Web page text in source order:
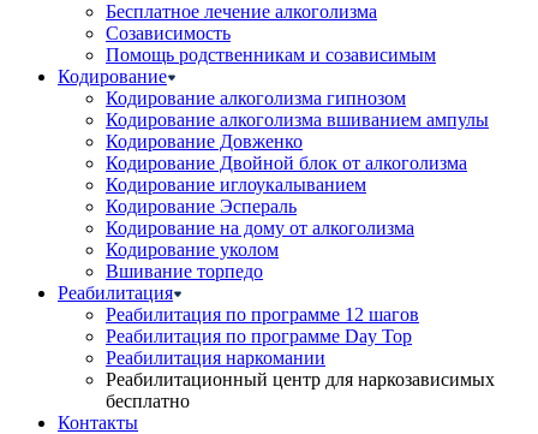
Бесплатное лечение алкоголизма
Созависимость
Помощь родственникам и созависимым
Кодирование
Кодирование алкоголизма гипнозом
Кодирование алкоголизма вшиванием ампулы
Кодирование Довженко
Кодирование Двойной блок от алкоголизма
Кодирование иглоукалыванием
Кодирование Эспераль
Кодирование на дому от алкоголизма
Кодирование уколом
Вшивание торпедо
Реабилитация
Реабилитация по программе 12 шагов
Реабилитация по программе Day Top
Реабилитация наркомании
Реабилитационный центр для наркозависимых
бесплатно
Контакты